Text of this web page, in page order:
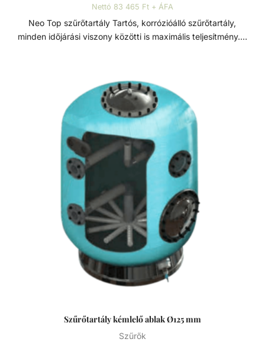
Nettó 83 465 Ft + ÁFA
Neo Top szűrőtartály Tartós, korrózióálló szűrőtartály,
minden időjárási viszony közötti is maximális teljesítmény. 7
szervizeléshez. A felső diffúzor biztosítja a víz egyenletes
eloszlását a homokágy tetején; ami sima, szabadon áramló
teljesítményt biztosít. Precíziósan megtervezett öntisztító
oldalsó csatornák a kiegyensúlyozott áramlás és
visszamosás, valamint a könnyű szervizelhetőség
érdekében. Szűrőtartály A medence vizének tisztaságát
folyamatos vízforgatással és szűréssel tudjuk fenn tartani.
Az álló vízben, melyet süt a nap, könnyedén
elszaporodhatnak az algák és más szennyeződések,
melyek nem csak a látványt rontják, de a fürdőzők
egészségére is veszélyesek lehetnek. A szűrőtartály a
vízforgató készülék segítségével az egészen finom
szennyeződéseket is kiszűrhetik a vízből, amelyek így
fennakadnak a szűrőközegen.
Szűrőtartály kémlelő ablak Ø125 mm
Szűrők